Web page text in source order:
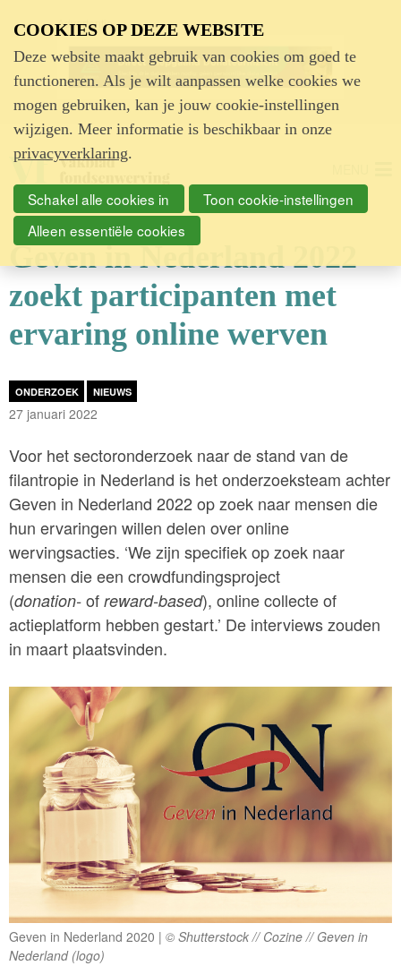
Advertentie
Geven in Nederland 2022
zoekt participanten met
ervaring online werven
ONDERZOEK NIEUWS
27 januari 2022
Voor het sectoronderzoek naar de stand van de
filantropie in Nederland is het onderzoeksteam achter
Geven in Nederland 2022 op zoek naar mensen die
hun ervaringen willen delen over online
wervingsacties. ‘We zijn specifiek op zoek naar
mensen die een crowdfundingsproject
(donation- of reward-based), online collecte of
actieplatform hebben gestart.’ De interviews zouden
in maart plaatsvinden.
Geven in Nederland 2020
© Shutterstock // Cozine // Geven in
Nederland (logo)
COOKIES OP DEZE WEBSITE
Deze website maakt gebruik van cookies om goed te
functioneren. Als je wilt aanpassen welke cookies we
mogen gebruiken, kan je jouw cookie-instellingen
wijzigen. Meer informatie is beschikbaar in onze
privacyverklaring.
Schakel alle cookies in
Toon cookie-instellingen
Alleen essentiële cookies